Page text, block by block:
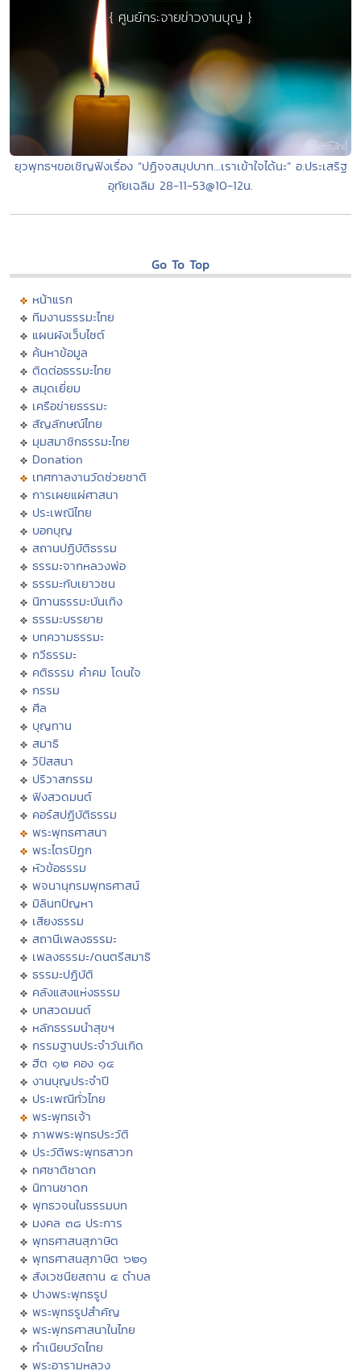
ยุวพุทธฯขอเชิญฟังเรื่อง “ปฏิจจสมุปบาท...เราเข้าใจได้นะ” อ.ประเสริฐ
อุทัยเฉลิม 28-11-53@10-12น.
Go To Top
หน้าแรก
ทีมงานธรรมะไทย
แผนผังเว็บไซต์
ค้นหาข้อมูล
ติดต่อธรรมะไทย
สมุดเยี่ยม
เครือข่ายธรรมะ
สัญลักษณ์ไทย
มุมสมาชิกธรรมะไทย
Donation
เทศกาลงานวัดช่วยชาติ
การเผยแผ่ศาสนา
ประเพณีไทย
บอกบุญ
สถานปฏิบัติธรรม
ธรรมะจากหลวงพ่อ
ธรรมะกับเยาวชน
นิทานธรรมะบันเทิง
ธรรมะบรรยาย
บทความธรรมะ
กวีธรรมะ
คติธรรม คำคม โดนใจ
กรรม
ศีล
บุญทาน
สมาธิ
วิปัสสนา
ปริวาสกรรม
ฟังสวดมนต์
คอร์สปฏิบัติธรรม
พระพุทธศาสนา
พระไตรปิฏก
หัวข้อธรรม
พจนานุกรมพุทธศาสน์
มิลินทปัญหา
เสียงธรรม
สถานีเพลงธรรมะ
เพลงธรรมะ/ดนตรีสมาธิ
ธรรมะปฏิบัติ
คลังแสงแห่งธรรม
บทสวดมนต์
หลักธรรมนำสุขฯ
กรรมฐานประจำวันเกิด
ฮีต ๑๒ คอง ๑๔
งานบุญประจำปี
ประเพณีทั่วไทย
พระพุทธเจ้า
ภาพพระพุทธประวัติ
ประวัติพระพุทธสาวก
ทศชาติชาดก
นิทานชาดก
พุทธวจนในธรรมบท
มงคล ๓๘ ประการ
พุทธศาสนสุภาษิต
พุทธศาสนสุภาษิต ๖๒๑
สังเวชนียสถาน ๔ ตำบล
ปางพระพุทธรูป
พระพุทธรูปสำคัญ
พระพุทธศาสนาในไทย
ทำเนียบวัดไทย
พระอารามหลวง